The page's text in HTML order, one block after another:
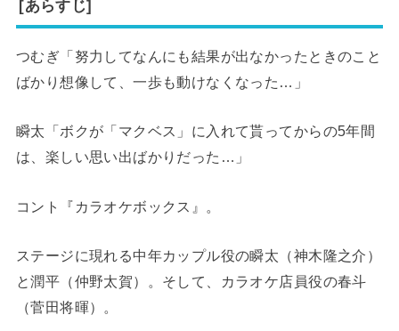
[あらすじ]
つむぎ「努力してなんにも結果が出なかったときのこと
ばかり想像して、一歩も動けなくなった…」
瞬太「ボクが「マクベス」に入れて貰ってからの5年間
は、楽しい思い出ばかりだった…」
コント『カラオケボックス』。
ステージに現れる中年カップル役の瞬太（神木隆之介）
と潤平（仲野太賀）。そして、カラオケ店員役の春斗
（菅田将暉）。